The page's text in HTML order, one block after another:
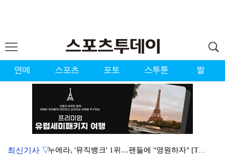
연예 스포츠 포토 스투툰 짤
누에라, '뮤직뱅크' 1위…팬들에 "영원하자" [TV캡…
최신기사 ▽